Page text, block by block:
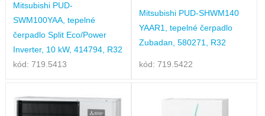
Mitsubishi PUD-
SWM100YAA, tepelné
čerpadlo Split Eco/Power
Inverter, 10 kW, 414794, R32
kód: 719.5413
Mitsubishi PUD-SHWM140
YAAR1, tepelné čerpadlo
Zubadan, 580271, R32
kód: 719.5422